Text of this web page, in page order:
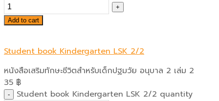
Add to cart
Student book Kindergarten LSK 2/2
หนังสือเสริมทักษะชีวิตสำหรับเด็กปฐมวัย อนุบาล 2 เล่ม 2
35 ฿
Student book Kindergarten LSK 2/2 quantity